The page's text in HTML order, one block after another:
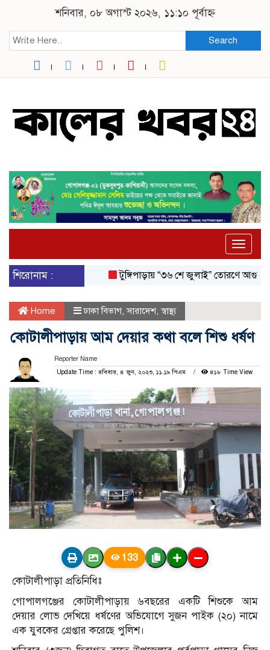
শনিবার, ০৮ অগাস্ট ২০২৬, ১১:১০ পূর্বাহ্ন
Search
Toggle
শিরোনাম :
টুঙ্গিপাড়ায় “৩৬ শে জুলাই” তোরণে আগুন; ৭৫
Home ঢাকা বিভাগ,সারাদেশ,স্বাস্থ্য
কোটালীপাড়ায় আম দেয়ার কথা বলে শিশু ধর্ষণ
Reporter Name
Update Time : রবিবার, ৪ জুন, ২০২৩, ১১.১৯ পিএম
৪১৮ Time View
133
কোটালীপাড়া প্রতিনিধিঃ
গোপালগঞ্জের কোটালীপাড়ায় ৬বছরের একটি শিশুকে আম
দেয়ার লোভ দেখিয়ে ধর্ষণের অভিযোগে সুজন পাইক (২০) নামে
এক যুবকের গ্রেপ্তার করেছে পুলিশ।